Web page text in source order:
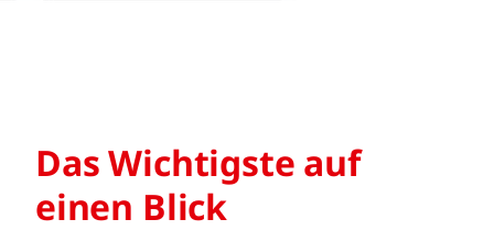
Das Wichtigste auf
einen Blick